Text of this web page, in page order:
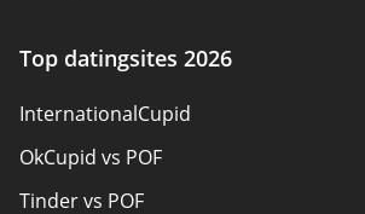
Pansexual Dating
Datingsites voor volwassenen
Datingsites voor senioren
Christelijk daten
Top datingsites 2026
InternationalCupid
OkCupid vs POF
Tinder vs POF